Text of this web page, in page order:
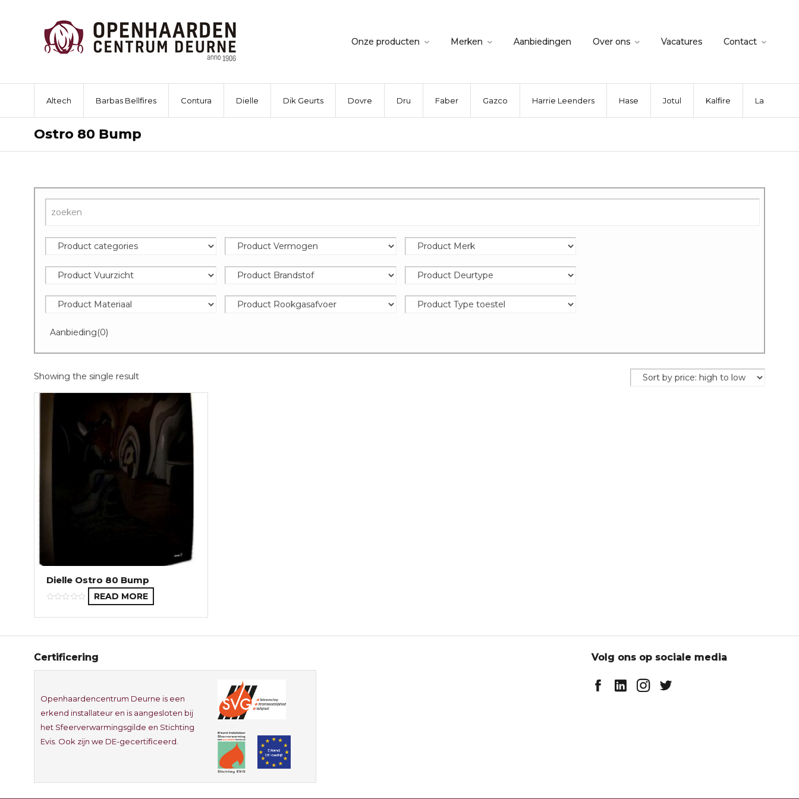
Onze producten Merken Aanbiedingen Over ons Vacatures Contact
Altech Barbas Bellfires Contura Dielle Dik Geurts Dovre Dru Faber Gazco Harrie Leenders Hase Jotul Kalfire La
Ostro 80 Bump
Aanbieding(0)
Showing the single result
Dielle Ostro 80 Bump
READ MORE
Certificering
Openhaardencentrum Deurne is een
erkend installateur en is aangesloten bij
het Sfeerverwarmingsgilde en Stichting
Evis. Ook zijn we DE-gecertificeerd.
Volg ons op sociale media